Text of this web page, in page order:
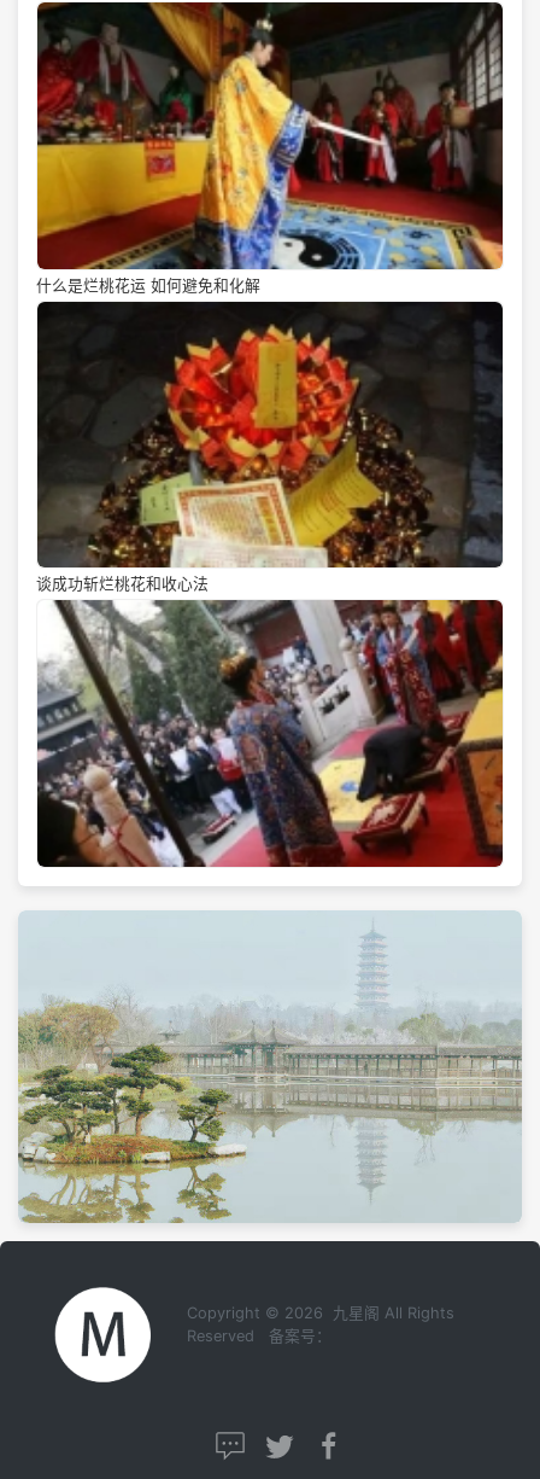
什么是烂桃花运 如何避免和化解
谈成功斩烂桃花和收心法
Copyright © 2026 九星阁 All Rights
Reserved 备案号：